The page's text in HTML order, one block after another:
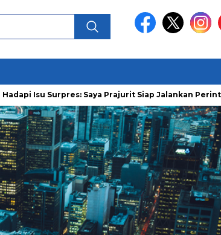
Surpres: Saya Prajurit Siap Jalankan Perintah!